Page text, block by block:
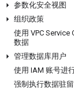
参数化安全视图
组织政策
使用 VPC
数据
管理数据库用户
使用 IAM 账号进
强制执行数据驻